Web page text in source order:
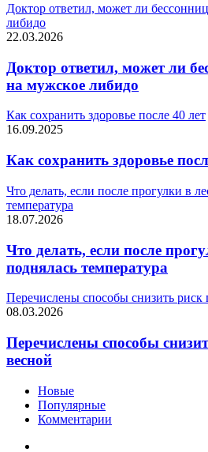
Доктор ответил, может ли
либидо
22.03.2026
Доктор ответил, может ли
на мужское либидо
Как сохранить здоровье после 40 лет
16.09.2025
Как сохранить здоровье
Что делать, если после прогулки в
температура
18.07.2026
Что делать, если после
поднялась температура
Перечислены способы снизить риск
08.03.2026
Перечислены способы
весной
Новые
Популярные
Комментарии